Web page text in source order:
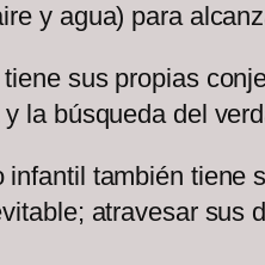
y agua) para
sus propias
la búsqueda del
también tiene
atravesar sus